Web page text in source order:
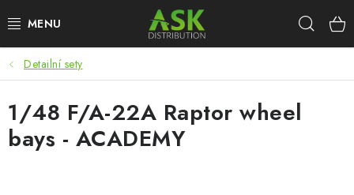
na
WARHAMMER
ASK PRODUKTY
NOVINKY
Detailní sety
1/48 F/A-22A Raptor wheel
bays - ACADEMY